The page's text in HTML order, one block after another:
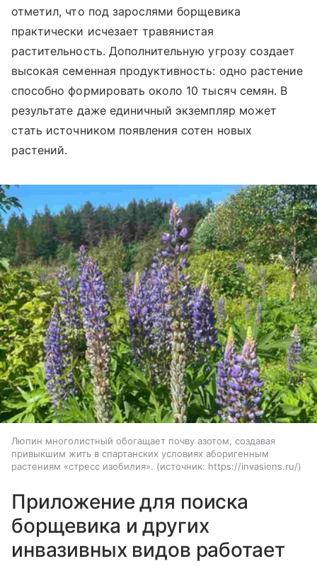
отметил, что под зарослями борщевика
практически исчезает травянистая
растительность. Дополнительную угрозу создает
высокая семенная продуктивность: одно растение
способно формировать около 10 тысяч семян. В
результате даже единичный экземпляр может
стать источником появления сотен новых
растений.
Люпин многолистный обогащает почву азотом, создавая
привыкшим жить в спартанских условиях аборигенным
растениям «стресс изобилия».
источник: https://invasions.ru/
Приложение для поиска
борщевика и других
инвазивных видов работает